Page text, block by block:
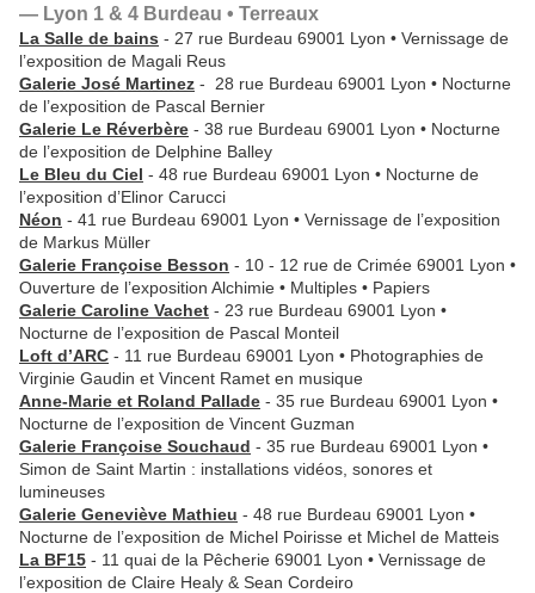
— Lyon 1 & 4 Burdeau • Terreaux
La Salle de bains - 27 rue Burdeau 69001 Lyon • Vernissage de
l’exposition de Magali Reus
Galerie José Martinez - 28 rue Burdeau 69001 Lyon • Nocturne
de l’exposition de Pascal Bernier
Galerie Le Réverbère - 38 rue Burdeau 69001 Lyon • Nocturne
de l’exposition de Delphine Balley
Le Bleu du Ciel - 48 rue Burdeau 69001 Lyon • Nocturne de
l’exposition d’Elinor Carucci
Néon - 41 rue Burdeau 69001 Lyon • Vernissage de l’exposition
de Markus Müller
Galerie Françoise Besson - 10 - 12 rue de Crimée 69001 Lyon •
Ouverture de l’exposition Alchimie • Multiples • Papiers
Galerie Caroline Vachet - 23 rue Burdeau 69001 Lyon •
Nocturne de l’exposition de Pascal Monteil
Loft d’ARC - 11 rue Burdeau 69001 Lyon • Photographies de
Virginie Gaudin et Vincent Ramet en musique
Anne-Marie et Roland Pallade - 35 rue Burdeau 69001 Lyon •
Nocturne de l’exposition de Vincent Guzman
Galerie Françoise Souchaud - 35 rue Burdeau 69001 Lyon •
Simon de Saint Martin : installations vidéos, sonores et
lumineuses
Galerie Geneviève Mathieu - 48 rue Burdeau 69001 Lyon •
Nocturne de l’exposition de Michel Poirisse et Michel de Matteis
La BF15 - 11 quai de la Pêcherie 69001 Lyon • Vernissage de
l’exposition de Claire Healy & Sean Cordeiro